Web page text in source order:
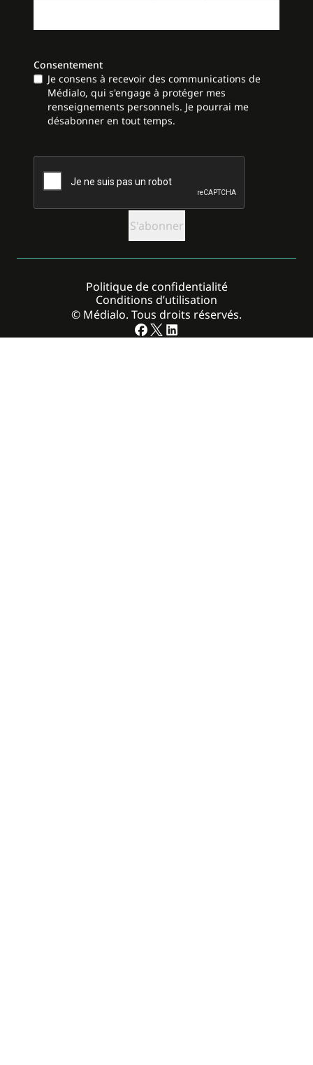
Consentement
Je consens à recevoir des communications de
Médialo, qui s'engage à protéger mes
renseignements personnels. Je pourrai me
désabonner en tout temps.
CAPTCHA
© Médialo. Tous droits réservés.
Politique de confidentialité
Conditions d’utilisation